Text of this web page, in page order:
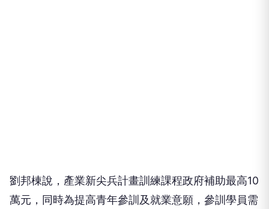
劉邦棟說，產業新尖兵計畫訓練課程政府補助最高10
萬元，同時為提高青年參訓及就業意願，參訓學員需